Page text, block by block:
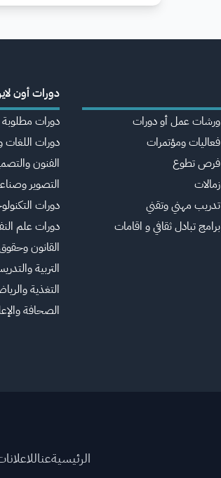
ورشات عمل أو دورات
فعاليات ومؤتمرات
فرص تطوع
زمالات
تدريب مهني وتقني
برامج تبادل ثقافي و اقامات
دورات أون
دورات
دورات اللغات
الفنون
التصوير
دورات
دورات علم
القانون
التربية
التغذية
الصحافة
الرئيسيةعنا